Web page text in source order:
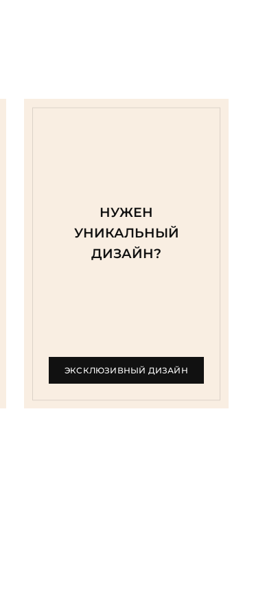
НУЖЕН
УНИКАЛЬНЫЙ
ДИЗАЙН?
ЭКСКЛЮЗИВНЫЙ ДИЗАЙН